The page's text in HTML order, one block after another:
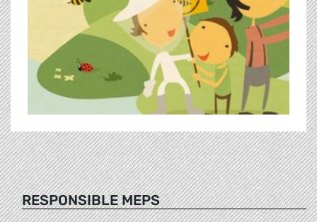
RESPONSIBLE MEPS